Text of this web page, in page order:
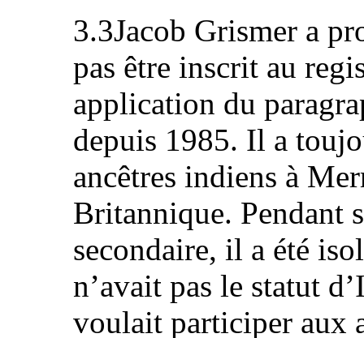
3.3Jacob Grismer a
pas être inscrit au
application du
depuis 1985. Il a
ancêtres indiens à
Britannique. Pendant
secondaire, il a été
n’avait pas le statut
voulait participer aux